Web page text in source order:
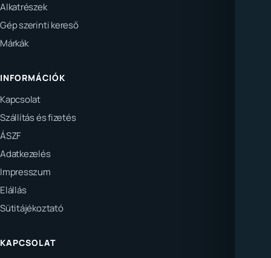
Alkatrészek
Gép szerinti kereső
Márkák
INFORMÁCIÓK
Kapcsolat
Szállítás és fizetés
ÁSZF
Adatkezelés
Impresszum
Elállás
Sütitájékoztató
KAPCSOLAT